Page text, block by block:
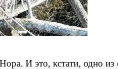
И это, кстати, одно из